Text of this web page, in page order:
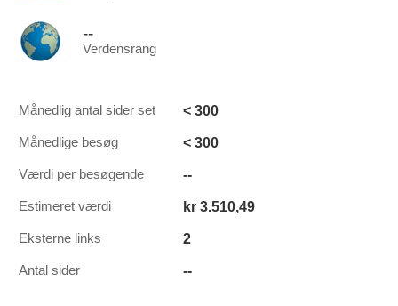
--
Verdensrang
Månedlig antal sider set < 300
Månedlige besøg < 300
Værdi per besøgende --
Estimeret værdi kr 3.510,49
Eksterne links 2
Antal sider --